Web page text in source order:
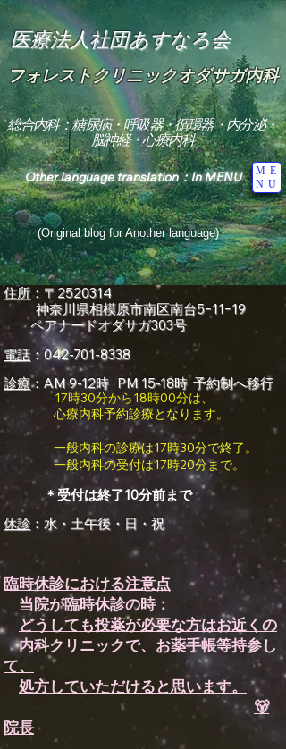
医療法人社団あすなろ会
フォレストクリニックオダサガ内科
Other language translation：In MENU
ME
NU
総合内科：糖尿病・呼吸器・循環器・内分泌・
脳神経・心療内科
(Original blog for Another language)
Heavens: Beyond the Universe: The World
the God of Light Resides"
合内科専門医
尿病
経内科専門医
尿病
Wide Blog
Religion
住所：〒2520314
神奈川県相模原市南区南台5ｰ11ｰ19
ペアナードオダサガ303号
電話：042-701-8338
診療：AM 9-12時 PM 15-18時 予約制へ移行
17時30分から18時00分は、
心療内科予約診療となります。
一般内科の診療は17時30分で終了。
一般内科の受付は17時20分まで。
＊受付は終了10分前まで
休診 ：水・土午後・日・祝​
臨時休診における注意点
当院が臨時休診の時：
どうしても投薬が必要な方はお近くの
内科クリニックで、お薬手帳等持参し
て、
処方していただけると思います。
🐻
院長